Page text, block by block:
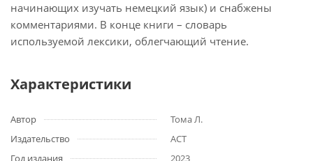
начинающих изучать немецкий язык) и снабжены
комментариями. В конце книги – словарь
используемой лексики, облегчающий чтение.
Характеристики
Автор
Тома Л.
Издательство
АСТ
Год издания
2023